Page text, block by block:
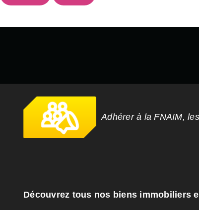
Adhérer à la FNAIM,
Découvrez tous nos biens immobiliers